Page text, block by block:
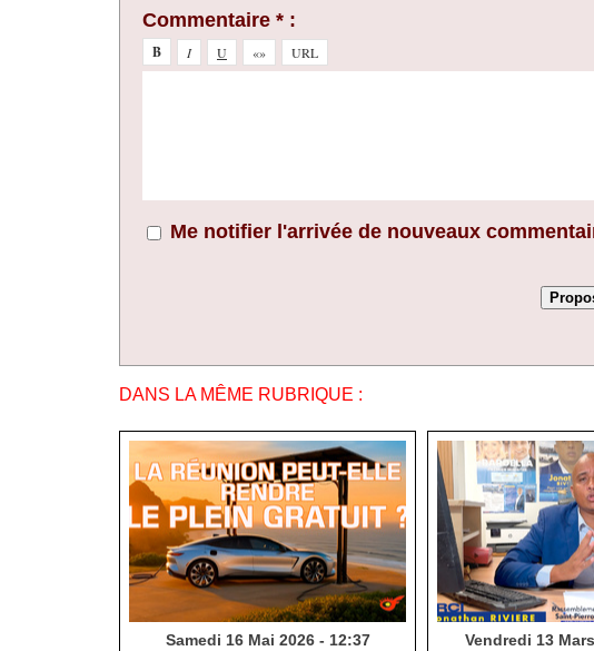
Commentaire * :
Me notifier l'arrivée de nouveaux
DANS LA MÊME RUBRIQUE :
Samedi 16 Mai 2026 - 12:37
Vendredi 13